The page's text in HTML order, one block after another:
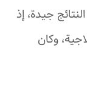
جيدة، إذ
علاجية، وكان